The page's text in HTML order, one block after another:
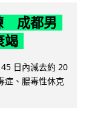
成都男
竭
日內減去約 20
症、膿毒性休克